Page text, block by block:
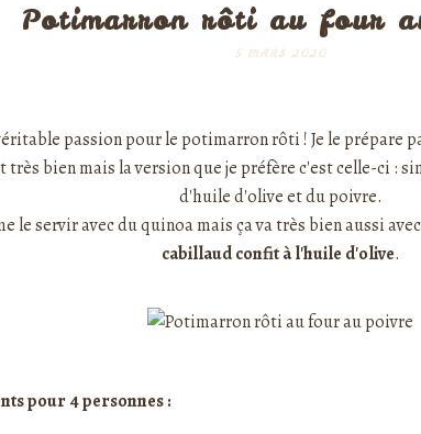
Potimarron rôti au four
5 MARS 2020
passion pour le potimarron rôti ! Je le prépare
très bien mais la version que je préfère c'est celle-ci :
d'huile d'olive et du poivre.
le servir avec du quinoa mais ça va très bien aussi
cabillaud confit à l'huile d'olive.
pour 4 personnes :